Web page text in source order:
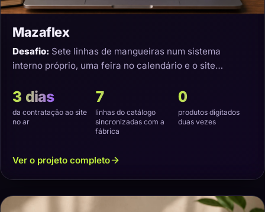
Mazaflex
Desafio: Sete linhas de mangueiras num sistema
interno próprio, uma feira no calendário e o site
3 dias
da contratação ao site
no ar
7
linhas do catálogo
sincronizadas com a
fábrica
0
produtos digitados
duas vezes
Ver o projeto completo